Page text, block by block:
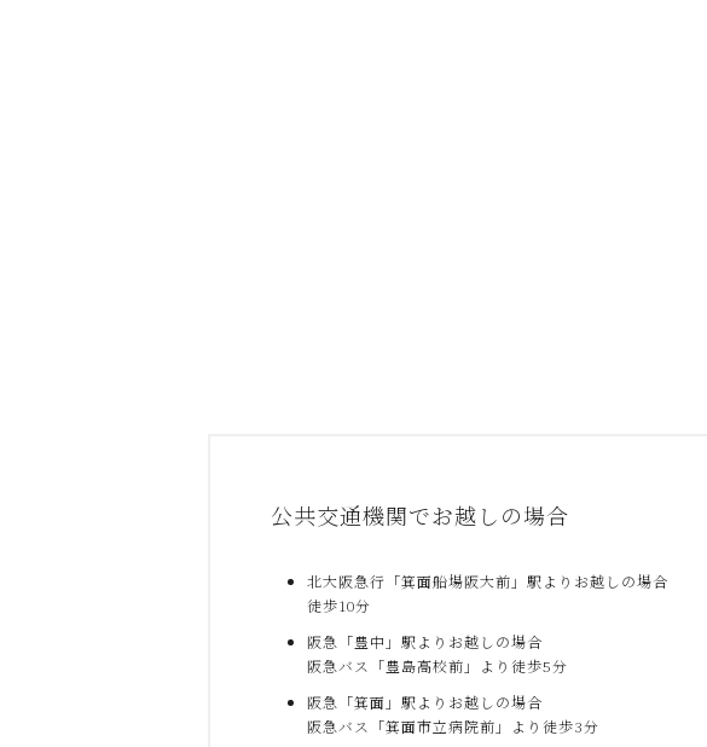
公共交通機関でお越しの場合
北大阪急行「箕面船場阪大前」駅よりお越しの場合
徒歩10分
阪急「豊中」駅よりお越しの場合
阪急バス「豊島高校前」より徒歩5分
阪急「箕面」駅よりお越しの場合
阪急バス「箕面市立病院前」より徒歩3分